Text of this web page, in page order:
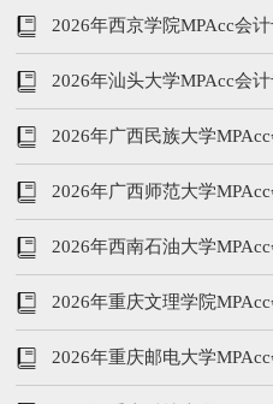
2026年西京学院MPAcc会
2026年汕头大学MPAcc会
2026年广西民族大学
189/92/46
2026年广西师范大学
189/92/46
2026年西南石油大学
209/102/51
2026年重庆文理学院
199/102/51
2026年重庆邮电大学